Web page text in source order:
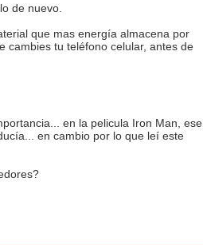
de nuevo.
que mas energía almacena por
cambies tu teléfono celular, antes de
en la pelicula Iron Man, ese
en cambio por lo que leí este